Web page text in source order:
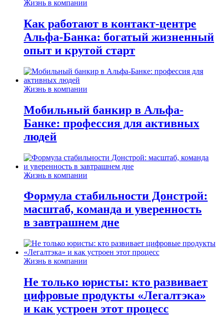
Жизнь в компании
Как работают в контакт-центре
Альфа-Банка: богатый жизненный
опыт и крутой старт
Жизнь в компании
Мобильный банкир в Альфа-
Банке: профессия для активных
людей
Жизнь в компании
Формула стабильности Донстрой:
масштаб, команда и уверенность
в завтрашнем дне
Жизнь в компании
Не только юристы: кто развивает
цифровые продукты «Легалтэка»
и как устроен этот процесс